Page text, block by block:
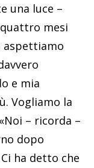
una luce –
mesi
aspettiamo
e mia
Vogliamo la
– ricorda –
dopo
ha detto che